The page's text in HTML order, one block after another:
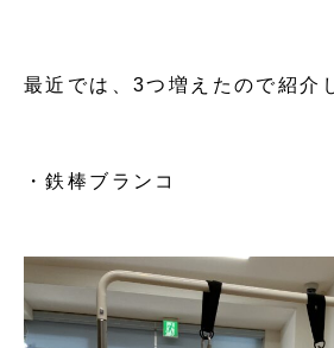
最近では、3つ増えたので紹介
・鉄棒ブランコ